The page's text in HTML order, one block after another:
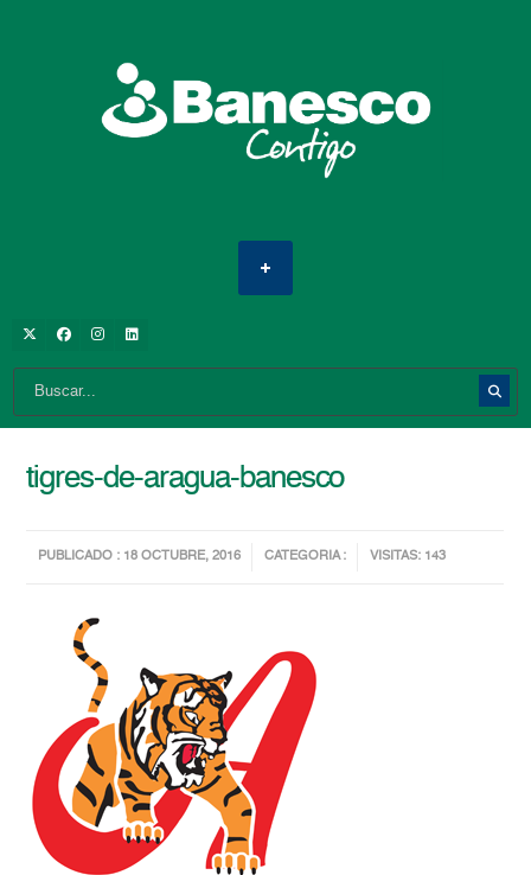
tigres-de-aragua-banesco
PUBLICADO : 18 OCTUBRE, 2016 CATEGORIA : VISITAS: 143